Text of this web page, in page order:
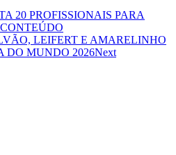
20 PROFISSIONAIS PARA
LEIFERT E AMARELINHO
DO MUNDO 2026Next